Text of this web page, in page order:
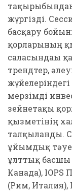
жүргізді.
басқару
қорларының
саласындағы
трендтер,
мерзімді
зейнетақы
қызметінің
талқыланды.
ұйымдық
ұлттық басшы
Канада), IOPS
(Рим, Италия),